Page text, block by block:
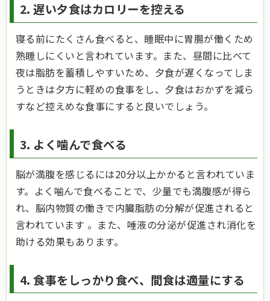
2. 遅い夕食はカロリーを控える
寝る前にたくさん食べると、睡眠中に胃腸が働くため
熟睡しにくいと言われています。また、昼間に比べて
夜は脂肪を蓄積しやすいため、夕食が遅くなってしま
うときは夕方に軽めの食事をし、夕食はおかずを減ら
すなど控えめな食事にすると良いでしょう。
3. よく噛んで食べる
脳が満腹を感じるには20分以上かかると言われていま
す。よく噛んで食べることで、少量でも満腹感が得ら
れ、脳内物質の働きで内臓脂肪の分解が促進されると
言われています 。また、唾液の分泌が促進され消化を
助ける効果もあります。
4. 食事をしっかり食べ、間食は適量にする